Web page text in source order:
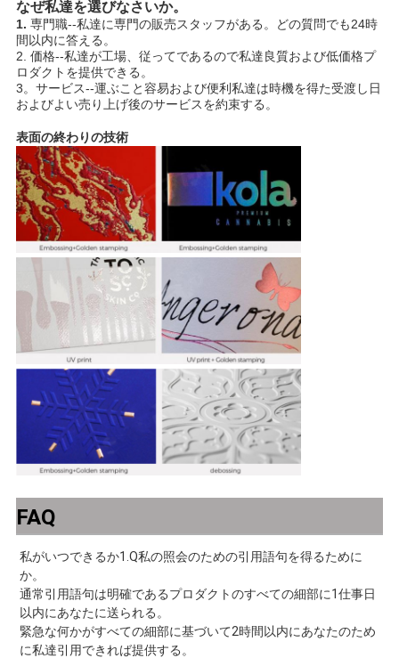
く
だ
さ
い
地
図
ラ
イ
ポ
リ
シ
ー
なぜ私達を選びなさいか。
1. 専門職--私達に専門の販売スタッフがある。どの質問でも24時
間以内に答える。
2. 価格--私達が工場、従ってであるので私達良質および低価格プ
ロダクトを提供できる。
3。サービス--運ぶこと容易および便利私達は時機を得た受渡し日
およびよい売り上げ後のサービスを約束する。
表面の終わりの技術
FAQ
私がいつできるか1.Q私の照会のための引用語句を得るために
か。
通常引用語句は明確であるプロダクトのすべての細部に1仕事日
以内にあなたに送られる。
緊急な何かがすべての細部に基づいて2時間以内にあなたのため
に私達引用できれば提供する。